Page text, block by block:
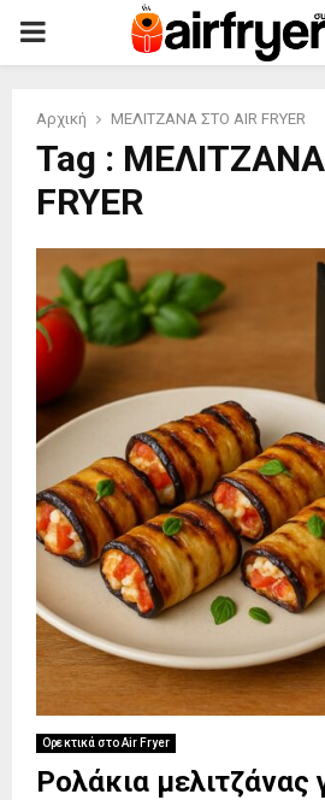
PRIMARY
Αρχική ΜΕΛΙΤΖΑΝΑ ΣΤΟ AIR FRYER
Tag :
FRYER
Ορεκτικά στο Air Fryer
Ρολάκια μελιτζάνας